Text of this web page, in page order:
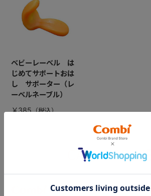
ベビーレーベル は
じめてサポートおは
し サポーター（レ
ーベルネーブル）
￥385
CATEGORY
（コンビ）